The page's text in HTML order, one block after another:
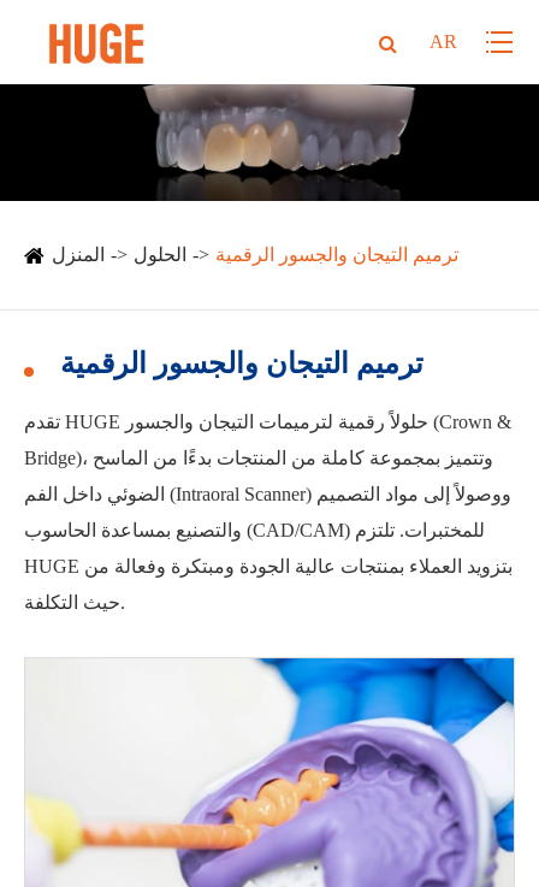
AR
المنزل الحلول ترميم التيجان والجسور الرقمية
ترميم التيجان والجسور الرقمية
تقدم HUGE حلولاً رقمية لترميمات التيجان والجسور (Crown &
Bridge)، وتتميز بمجموعة كاملة من المنتجات بدءًا من الماسح
الضوئي داخل الفم (Intraoral Scanner) ووصولاً إلى مواد التصميم
والتصنيع بمساعدة الحاسوب (CAD/CAM) للمختبرات. تلتزم
HUGE بتزويد العملاء بمنتجات عالية الجودة ومبتكرة وفعالة من
حيث التكلفة.